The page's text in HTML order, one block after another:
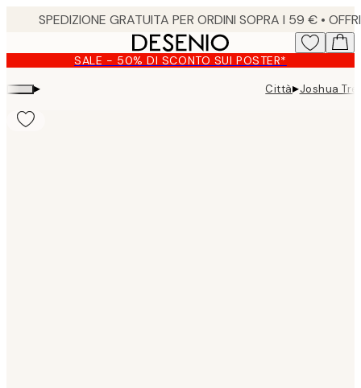
content.
SALE - 50% DI SCONTO SUI POSTER*
▸ Città▸Joshua